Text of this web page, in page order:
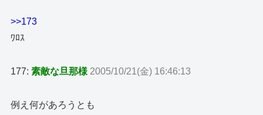
>>173
ﾜﾛｽ
177:素敵な旦那様 2005/10/21(金) 16:46:13
例え何があろうとも